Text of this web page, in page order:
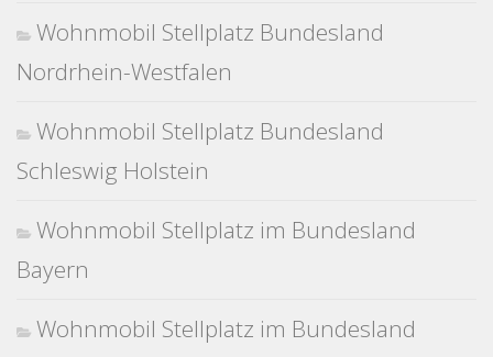
Wohnmobil Stellplatz Bundesland
Nordrhein-Westfalen
Wohnmobil Stellplatz Bundesland
Schleswig Holstein
Wohnmobil Stellplatz im Bundesland
Bayern
Wohnmobil Stellplatz im Bundesland